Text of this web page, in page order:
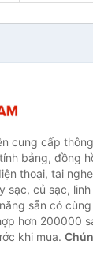
cung cấp
bảng, đồng
thoại, tai
sạc, củ sạc,
sẵn có
hơn 200000
khi mua.